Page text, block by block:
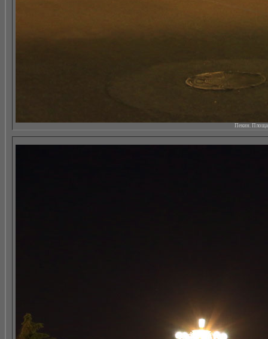
Пекин.